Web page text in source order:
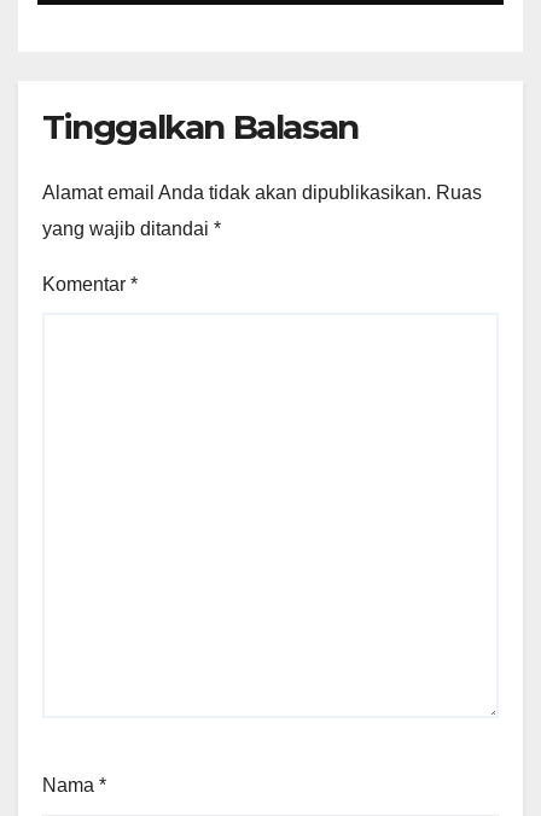
Perundang-undangan
Tinggalkan Balasan
Alamat email Anda tidak akan dipublikasikan. Ruas
yang wajib ditandai *
Komentar *
Nama *